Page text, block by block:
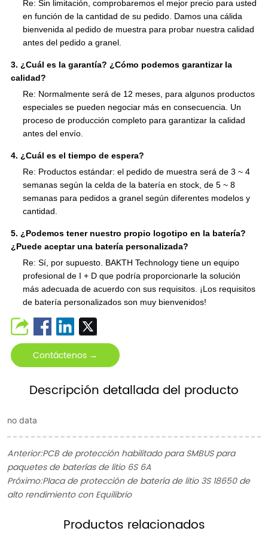
Re: Sin limitación, comprobaremos el mejor precio para usted
en función de la cantidad de su pedido. Damos una cálida
bienvenida al pedido de muestra para probar nuestra calidad
antes del pedido a granel.
3. ¿Cuál es la garantía? ¿Cómo podemos garantizar la
calidad?
Re: Normalmente será de 12 meses, para algunos productos
especiales se pueden negociar más en consecuencia. Un
proceso de producción completo para garantizar la calidad
antes del envío.
4. ¿Cuál es el tiempo de espera?
Re: Productos estándar: el pedido de muestra será de 3 ~ 4
semanas según la celda de la batería en stock, de 5 ~ 8
semanas para pedidos a granel según diferentes modelos y
cantidad.
5. ¿Podemos tener nuestro propio logotipo en la batería?
¿Puede aceptar una batería personalizada?
Re: Sí, por supuesto. BAKTH Technology tiene un equipo
profesional de I + D que podría proporcionarle la solución
más adecuada de acuerdo con sus requisitos. ¡Los requisitos
de batería personalizados son muy bienvenidos!
Contáctenos →
Descripción detallada del producto
no data
Anterior:PCB de protección habilitado para SMBUS para
paquetes de baterías de litio 6S 6A
Próximo:Placa de protección de batería de litio 3S 18650 de
alto rendimiento con Equilibrio
ㅤProductos relacionados